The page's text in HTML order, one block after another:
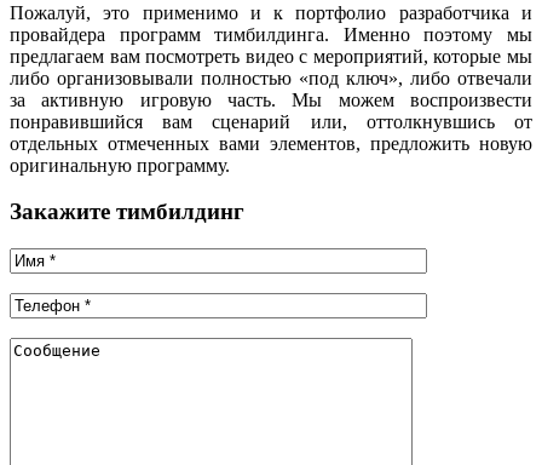
Пожалуй, это применимо и к портфолио разработчика и
провайдера программ тимбилдинга. Именно поэтому мы
предлагаем вам посмотреть видео с мероприятий, которые мы
либо организовывали полностью «под ключ», либо отвечали
за активную игровую часть. Мы можем воспроизвести
понравившийся вам сценарий или, оттолкнувшись от
отдельных отмеченных вами элементов, предложить новую
оригинальную программу.
Закажите тимбилдинг